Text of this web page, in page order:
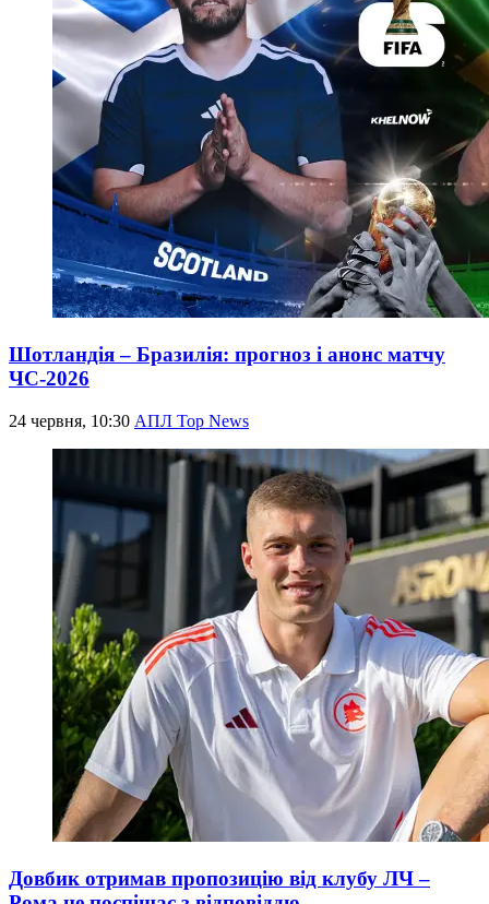
Шотландія – Бразилія: прогноз і анонс матчу
ЧС-2026
24 червня, 10:30 АПЛ Top News
Довбик отримав пропозицію від клубу ЛЧ –